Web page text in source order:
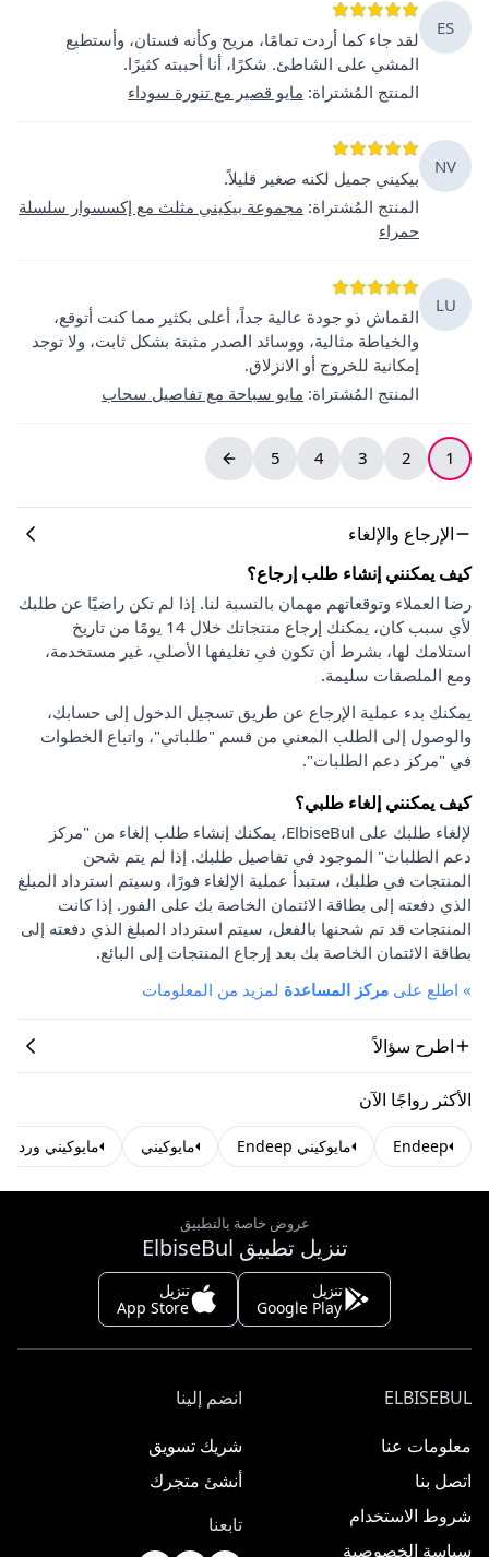
ES
لقد جاء كما أردت تمامًا، مريح وكأنه فستان، وأستطيع
المشي على الشاطئ. شكرًا، أنا أحببته كثيرًا.
المنتج المُشتراة: مايو قصير مع تنورة سوداء
NV
بيكيني جميل لكنه صغير قليلاً.
المنتج المُشتراة: مجموعة بيكيني مثلث مع إكسسوار سلسلة
حمراء
LU
القماش ذو جودة عالية جداً، أعلى بكثير مما كنت أتوقع،
والخياطة مثالية، ووسائد الصدر مثبتة بشكل ثابت، ولا توجد
إمكانية للخروج أو الانزلاق.
المنتج المُشتراة: مايو سباحة مع تفاصيل سحاب
1
2
3
4
5
الإرجاع والإلغاء
كيف يمكنني إنشاء طلب إرجاع؟
رضا العملاء وتوقعاتهم مهمان بالنسبة لنا. إذا لم تكن راضيًا عن طلبك
لأي سبب كان، يمكنك إرجاع منتجاتك خلال 14 يومًا من تاريخ
استلامك لها، بشرط أن تكون في تغليفها الأصلي، غير مستخدمة،
ومع الملصقات سليمة.
يمكنك بدء عملية الإرجاع عن طريق تسجيل الدخول إلى حسابك،
والوصول إلى الطلب المعني من قسم "طلباتي"، واتباع الخطوات
في "مركز دعم الطلبات".
كيف يمكنني إلغاء طلبي؟
لإلغاء طلبك على ElbiseBul، يمكنك إنشاء طلب إلغاء من "مركز
دعم الطلبات" الموجود في تفاصيل طلبك. إذا لم يتم شحن
المنتجات في طلبك، ستبدأ عملية الإلغاء فورًا، وسيتم استرداد المبلغ
الذي دفعته إلى بطاقة الائتمان الخاصة بك على الفور. إذا كانت
المنتجات قد تم شحنها بالفعل، سيتم استرداد المبلغ الذي دفعته إلى
بطاقة الائتمان الخاصة بك بعد إرجاع المنتجات إلى البائع.
» اطلع على مركز المساعدة لمزيد من المعلومات
اطرح سؤالاً
الأكثر رواجًا الآن
Endeep مايوكيني Endeep مايوكيني مايوكيني وردي
عروض خاصة بالتطبيق
تنزيل تطبيق ElbiseBul
تنزيل
Google Play
تنزيل
App Store
ELBISEBUL
معلومات عنا
اتصل بنا
شروط الاستخدام
سياسة الخصوصية
انضم إلينا
شريك تسويق
أنشئ متجرك
تابعنا